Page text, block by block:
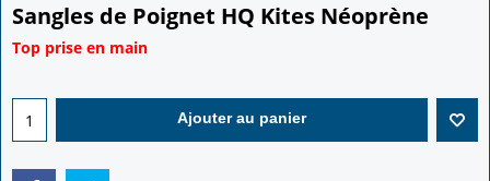
Sangles de Poignet HQ Kites Néoprène
Top prise en main